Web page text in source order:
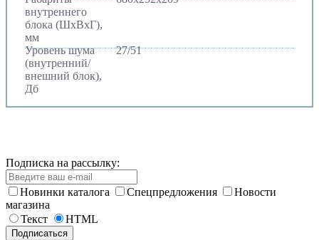
внутреннего
блока (ШхВхГ),
мм
Уровень шума
(внутренний/
внешний блок),
Дб
27/51
Подписка на рассылку:
Новинки каталога Спецпредложения
Новости
магазина
Текст
HTML